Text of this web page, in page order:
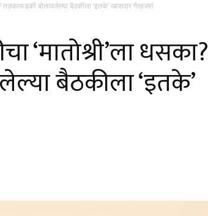
तडकाफडकी बोलावलेल्या बैठकीला ‘इतके’ खासदार गैरहजर!
‘मातोश्री’ला धसका?
बैठकीला ‘इतके’